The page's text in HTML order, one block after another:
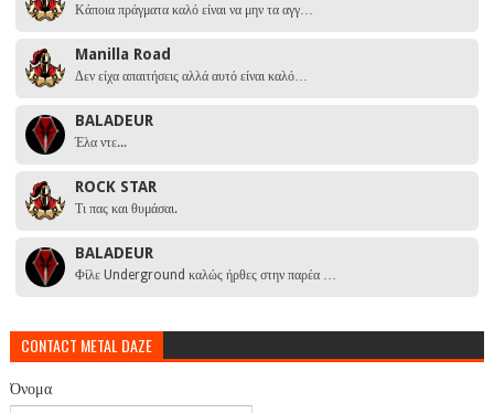
Κάποια πράγματα καλό είναι να μην τα αγγ…
Manilla Road
Δεν είχα απαιτήσεις αλλά αυτό είναι καλό…
BALADEUR
Έλα ντε...
ROCK STAR
Τι πας και θυμάσαι.
BALADEUR
Φίλε Underground καλώς ήρθες στην παρέα …
CONTACT METAL DAZE
Όνομα